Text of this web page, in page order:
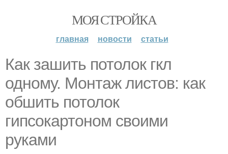
МОЯ СТРОЙКА
главная новости статьи
Как зашить потолок гкл
одному. Монтаж листов: как
обшить потолок
гипсокартоном своими
руками